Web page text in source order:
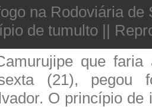
na Rodoviária de
de tumulto ||
que faria
(21), pegou
O princípio de